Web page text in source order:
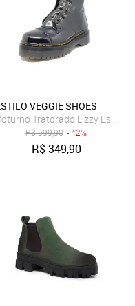
Veggie Verniz Preto
VEGGIE SHOES
Tratorado Lizzy Estilo
R$599,90 - 42%
R$349,90